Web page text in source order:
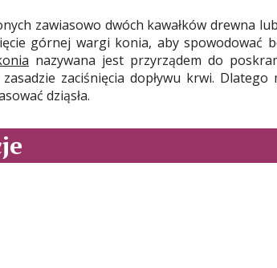
zawiasowo dwóch kawałków drewna
górnej wargi konia, aby
nazywana jest przyrządem do
zaciśnięcia dopływu krwi.
dziąsła.